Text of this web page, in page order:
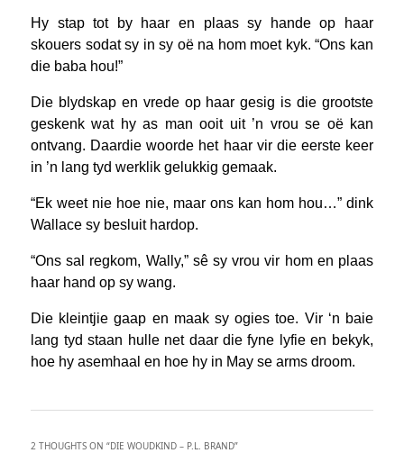
Hy stap tot by haar en plaas sy hande op haar
skouers sodat sy in sy oë na hom moet kyk. “Ons kan
die baba hou!”
Die blydskap en vrede op haar gesig is die grootste
geskenk wat hy as man ooit uit ’n vrou se oë kan
ontvang. Daardie woorde het haar vir die eerste keer
in ’n lang tyd werklik gelukkig gemaak.
“Ek weet nie hoe nie, maar ons kan hom hou…” dink
Wallace sy besluit hardop.
“Ons sal regkom, Wally,” sê sy vrou vir hom en plaas
haar hand op sy wang.
Die kleintjie gaap en maak sy ogies toe. Vir ‘n baie
lang tyd staan hulle net daar die fyne lyfie en bekyk,
hoe hy asemhaal en hoe hy in May se arms droom.
2 THOUGHTS ON “DIE WOUDKIND – P.L. BRAND”